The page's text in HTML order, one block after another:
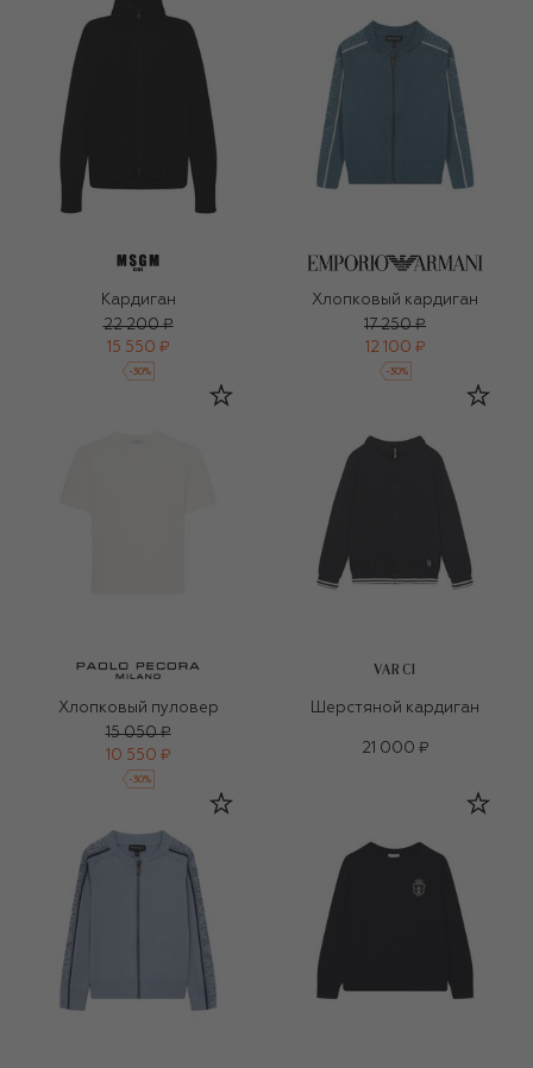
Кардиган
22 200 ₽
15 550 ₽
-30%
Хлопковый кардиган
17 250 ₽
12 100 ₽
-30%
Хлопковый пуловер
15 050 ₽
10 550 ₽
-30%
VARCI
Шерстяной кардиган
21 000 ₽